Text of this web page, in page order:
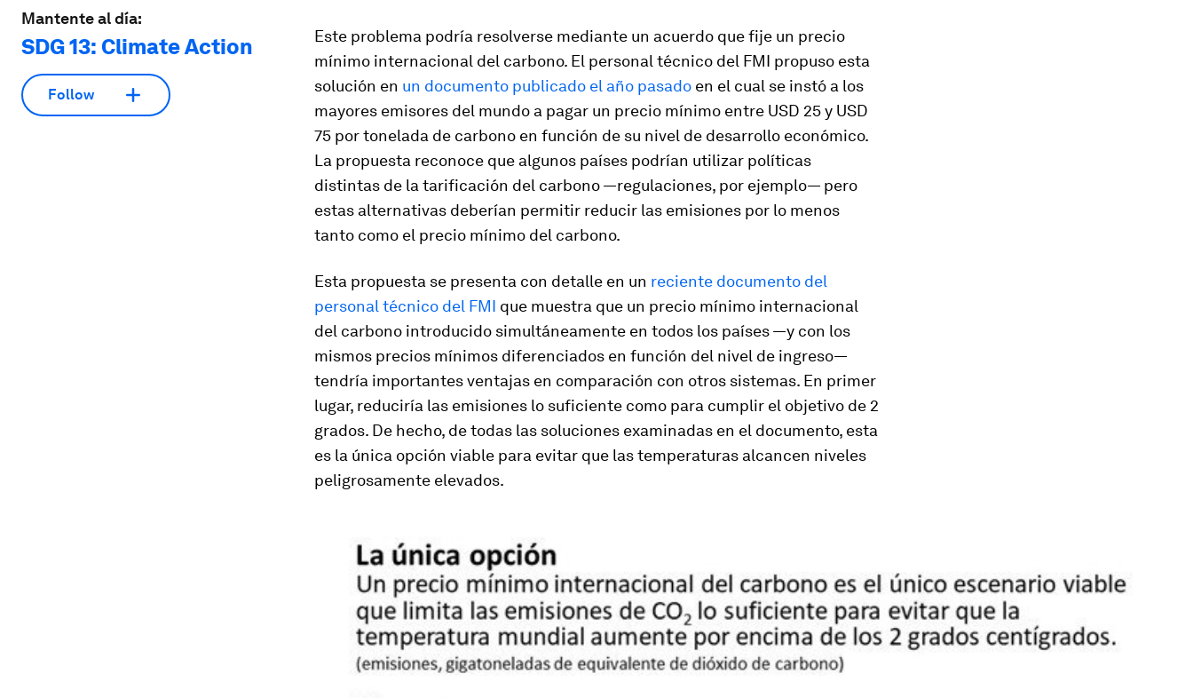
Mantente al día:
SDG 13: Climate Action
Follow
Este problema podría resolverse mediante un acuerdo que fije un precio
mínimo internacional del carbono. El personal técnico del FMI propuso esta
solución en un documento publicado el año pasado en el cual se instó a los
mayores emisores del mundo a pagar un precio mínimo entre USD 25 y USD
75 por tonelada de carbono en función de su nivel de desarrollo económico.
La propuesta reconoce que algunos países podrían utilizar políticas
distintas de la tarificación del carbono —regulaciones, por ejemplo— pero
estas alternativas deberían permitir reducir las emisiones por lo menos
tanto como el precio mínimo del carbono.
Esta propuesta se presenta con detalle en un reciente documento del
personal técnico del FMI que muestra que un precio mínimo internacional
del carbono introducido simultáneamente en todos los países —y con los
mismos precios mínimos diferenciados en función del nivel de ingreso—
tendría importantes ventajas en comparación con otros sistemas. En primer
lugar, reduciría las emisiones lo suficiente como para cumplir el objetivo de 2
grados. De hecho, de todas las soluciones examinadas en el documento, esta
es la única opción viable para evitar que las temperaturas alcancen niveles
peligrosamente elevados.